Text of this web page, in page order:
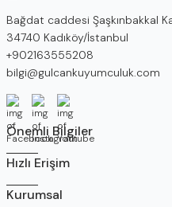
Adres
Bağdat caddesi Şaşkınbakkal
34740 Kadıköy/İstanbul
Telefon
+902163555208
E-Posta
bilgi@gulcankuyumculuk.com
Facebook
İnstagramYoutube
Önemli Bilgiler
Hızlı Erişim
Kurumsal